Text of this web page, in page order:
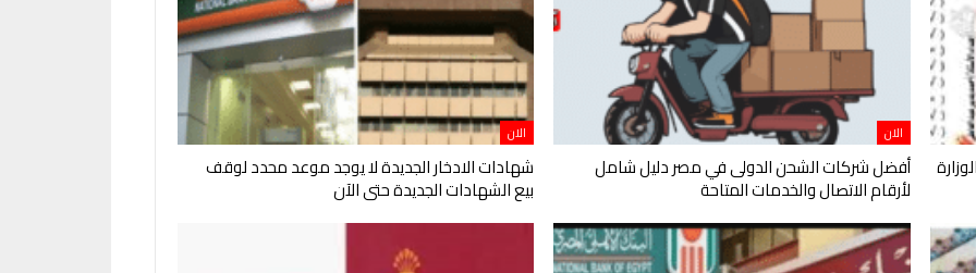
الان
أفضل شركات الشحن الدولى في مصر دليل شامل
لأرقام الاتصال والخدمات المتاحة
الان
شهادات الادخار الجديدة لا يوجد موعد محدد لوقف
بيع الشهادات الجديدة حتى الآن